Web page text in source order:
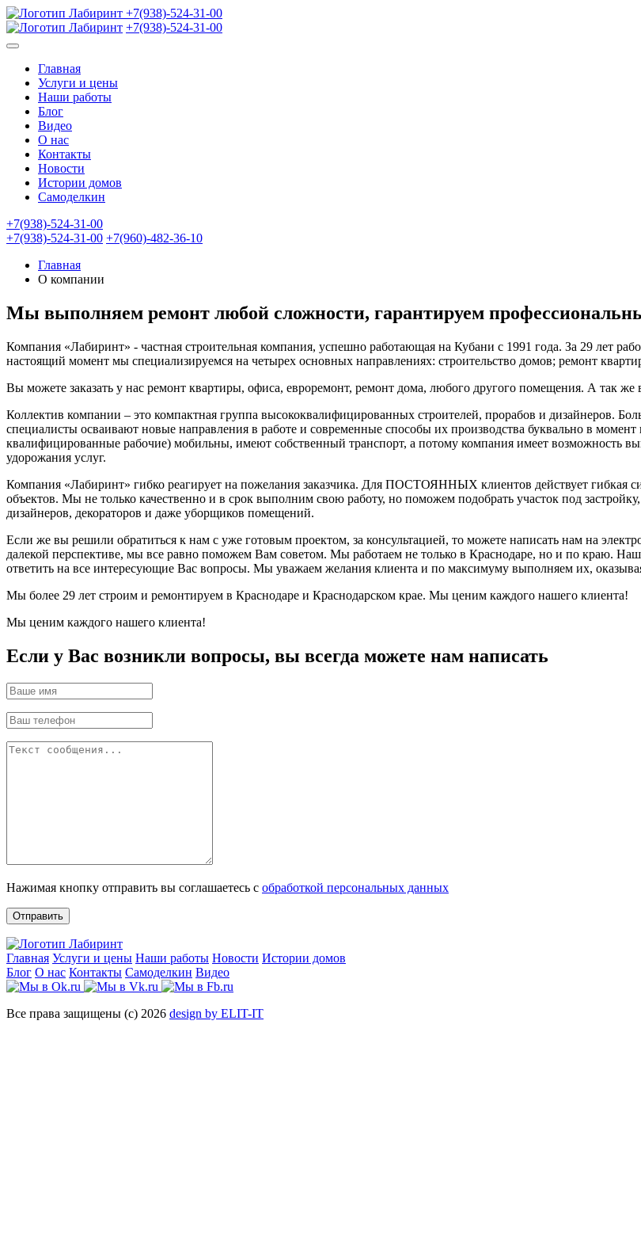
+7(938)-524-31-00
+7(938)-524-31-00
Главная
Услуги и цены
Наши работы
Блог
Видео
О нас
Контакты
Новости
Истории домов
Самоделкин
+7(938)-524-31-00
+7(938)-524-31-00 +7(960)-482-36-10
Главная
О компании
Мы выполняем ремонт любой сложности, гарантируем
Компания «Лабиринт» - частная строительная компания, успешно работающая на Кубани с 1991 года. За 29 лет
настоящий момент мы специализируемся на четырех основных направлениях: строительство домов; ремонт
Вы можете заказать у нас ремонт квартиры, офиса, евроремонт, ремонт дома, любого другого помещения. А так же
Коллектив компании – это компактная группа высококвалифицированных строителей, прорабов и дизайнеров.
специалисты осваивают новые направления в работе и современные способы их производства буквально в
квалифицированные рабочие) мобильны, имеют собственный транспорт, а потому компания имеет возможность
удорожания услуг.
Компания «Лабиринт» гибко реагирует на пожелания заказчика. Для ПОСТОЯННЫХ клиентов действует гибкая
объектов. Мы не только качественно и в срок выполним свою работу, но поможем подобрать участок под
дизайнеров, декораторов и даже уборщиков помещений.
Если же вы решили обратиться к нам с уже готовым проектом, за консультацией, то можете написать нам на
далекой перспективе, мы все равно поможем Вам советом. Мы работаем не только в Краснодаре, но и по краю. Наш
ответить на все интересующие Вас вопросы. Мы уважаем желания клиента и по максимуму выполняем их,
Мы более 29 лет строим и ремонтируем в Краснодаре и Краснодарском крае. Мы ценим каждого нашего клиента!
Мы ценим каждого нашего клиента!
Если у Вас возникли вопросы, вы всегда можете нам написать
Нажимая кнопку отправить вы соглашаетесь с обработкой персональных данных
Отправить
Главная Услуги и цены Наши работы Новости Истории домов
Блог О нас Контакты Самоделкин Видео
Все права защищены (с) 2026 design by ELIT-IT